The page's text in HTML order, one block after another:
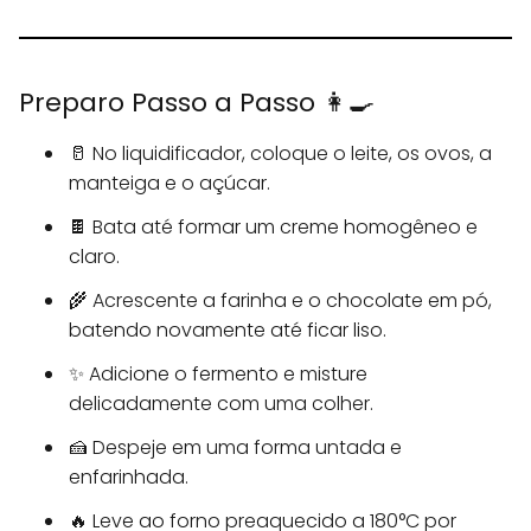
Preparo Passo a Passo 👩‍🍳
🥛 No liquidificador, coloque o leite, os ovos, a
manteiga e o açúcar.
🍫 Bata até formar um creme homogêneo e
claro.
🌾 Acrescente a farinha e o chocolate em pó,
batendo novamente até ficar liso.
✨ Adicione o fermento e misture
delicadamente com uma colher.
🍰 Despeje em uma forma untada e
enfarinhada.
🔥 Leve ao forno preaquecido a 180°C por